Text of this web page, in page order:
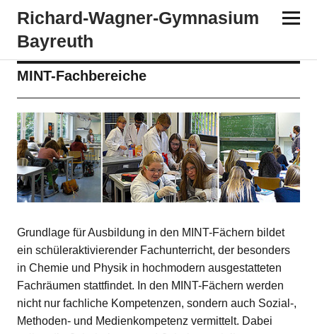
Richard-​​Wagner-​​Gymnasium
Bayreuth
MINT-Fachbereiche
Grundlage für Ausbildung in den MINT-Fächern bildet
ein schüleraktivierender Fachunterricht, der besonders
in Chemie und Physik in hochmodern ausgestatteten
Fachräumen stattfindet. In den MINT-Fächern werden
nicht nur fachliche Kompetenzen, sondern auch Sozial‐,
Methoden‐ und Medienkompetenz vermittelt. Dabei